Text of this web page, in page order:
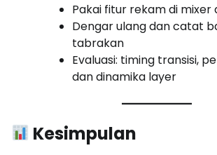
Pakai fitur rekam di
Dengar ulang dan catat
tabrakan
Evaluasi: timing transisi,
dan dinamika layer
Kesimpulan